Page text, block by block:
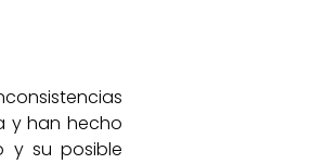
y han hecho
y su posible